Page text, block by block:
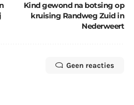
Kind gewond na botsing op
kruising Randweg Zuid in
Nederweert
Geen reacties